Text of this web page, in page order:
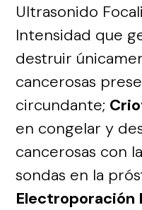
Ultrasonido
Intensidad que
destruir
cancerosas
circundante;
en congelar y
cancerosas con
sondas en la
Electroporación